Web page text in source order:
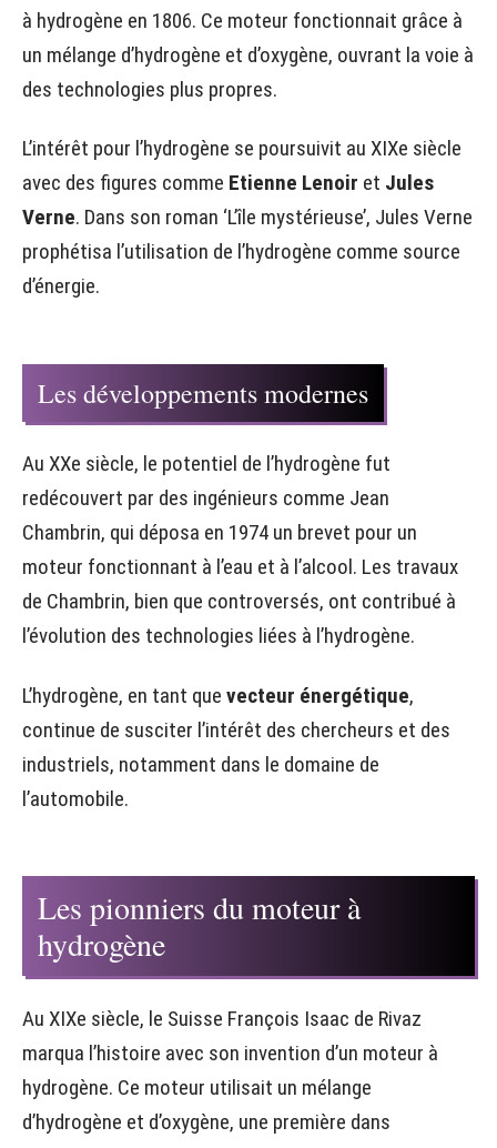
à hydrogène en 1806. Ce moteur fonctionnait grâce à
un mélange d’hydrogène et d’oxygène, ouvrant la voie à
des technologies plus propres.
L’intérêt pour l’hydrogène se poursuivit au XIXe siècle
avec des figures comme Etienne Lenoir et Jules
Verne. Dans son roman ‘L’île mystérieuse’, Jules Verne
prophétisa l’utilisation de l’hydrogène comme source
d’énergie.
Les développements modernes
Au XXe siècle, le potentiel de l’hydrogène fut
redécouvert par des ingénieurs comme Jean
Chambrin, qui déposa en 1974 un brevet pour un
moteur fonctionnant à l’eau et à l’alcool. Les travaux
de Chambrin, bien que controversés, ont contribué à
l’évolution des technologies liées à l’hydrogène.
L’hydrogène, en tant que vecteur énergétique,
continue de susciter l’intérêt des chercheurs et des
industriels, notamment dans le domaine de
l’automobile.
Les pionniers du moteur à
hydrogène
Au XIXe siècle, le Suisse François Isaac de Rivaz
marqua l’histoire avec son invention d’un moteur à
hydrogène. Ce moteur utilisait un mélange
d’hydrogène et d’oxygène, une première dans